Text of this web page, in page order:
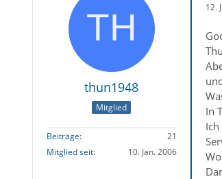
thun1948
Mitglied
Beiträge
21
Mitglied seit
10. Jan. 2006
12.
In